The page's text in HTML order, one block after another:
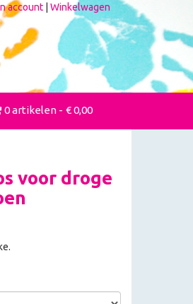
account Winkelwagen
0 artikelen € 0,00
voor droge